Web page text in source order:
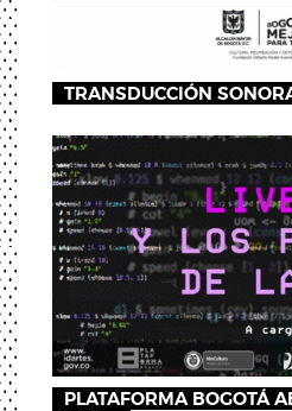
TRANSDUCCIÓN
PLATAFORMA BOGOTÁ